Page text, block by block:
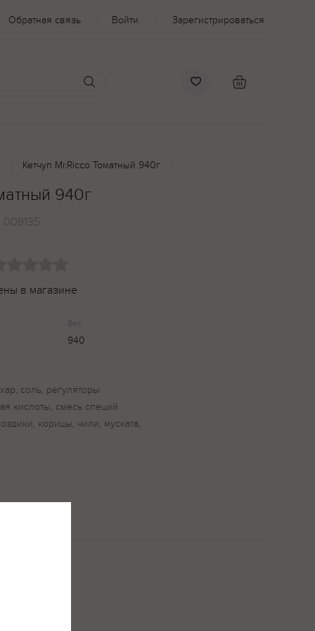
Обратная связь Войти Зарегистрироваться
Кетчуп Mr.Ricco Томатный 940г
940г
008135
в магазине
Вес
940
соль, регуляторы
кислоты, смесь специй
корицы, чили, муската,